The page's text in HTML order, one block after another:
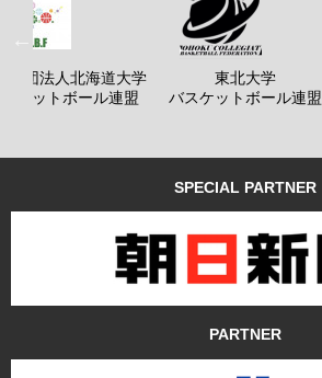
社団法人北海道大学
ケットボール連盟
東北大学
バスケットボール連盟
SPECIAL PARTNER
PARTNER